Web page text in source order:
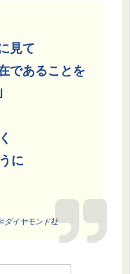
見て
であることを
に
ダイヤモンド社